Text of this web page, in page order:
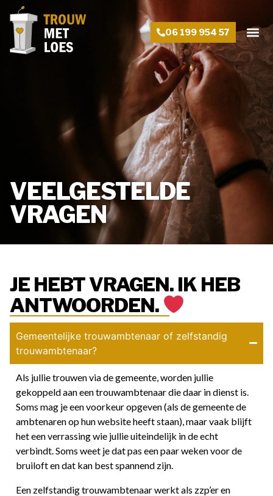
06 199 954 57
VEELGESTELDE
VRAGEN
JE HEBT VRAGEN. IK HEB
ANTWOORDEN.
Gemeentelijke trouwambtenaar of zelfstandig
trouwambtenaar?
Als jullie trouwen via de gemeente, worden jullie
gekoppeld aan een trouwambtenaar die daar in dienst is.
Soms mag je een voorkeur opgeven (als de gemeente de
ambtenaren op hun website heeft staan), maar vaak blijft
het een verrassing wie jullie uiteindelijk in de echt
verbindt. Soms weet je dat pas een paar weken voor de
bruiloft en dat kan best spannend zijn.
Een zelfstandig trouwambtenaar werkt als zzp’er en